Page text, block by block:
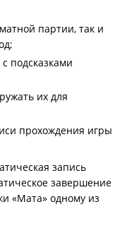
партии, так и
подсказками
их для
прохождения игры
запись
завершение
«Мата» одному из